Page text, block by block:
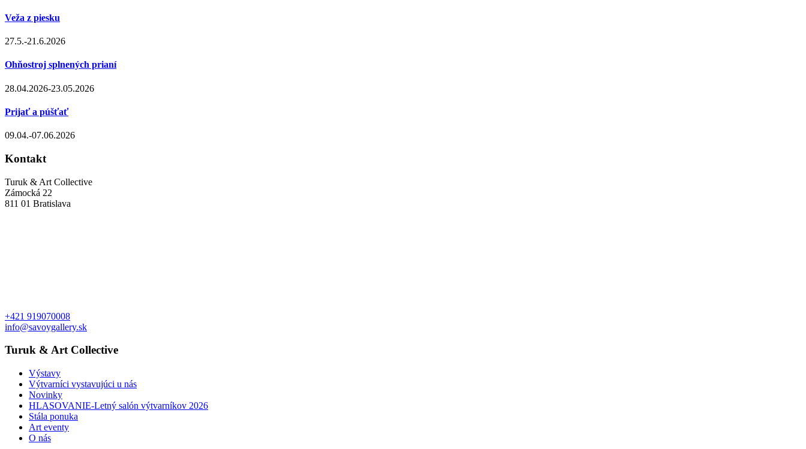
Veža z piesku
27.5.-21.6.2026
Ohňostroj splnených prianí
28.04.2026-23.05.2026
Prijať a púšťať
09.04.-07.06.2026
Kontakt
Turuk & Art Collective
Zámocká 22
811 01 Bratislava
+421 919070008
info@savoygallery.sk
Turuk & Art Collective
Výstavy
Výtvarníci vystavujúci u nás
Novinky
HLASOVANIE-Letný salón výtvarníkov 2026
Stála ponuka
Art eventy
O nás